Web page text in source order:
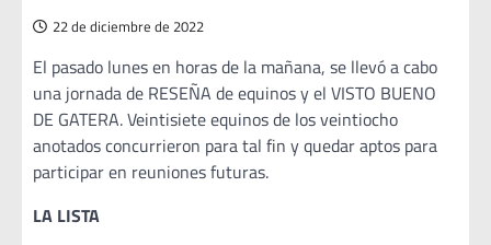
22 de diciembre de 2022
El pasado lunes en horas de la mañana, se llevó a cabo
una jornada de RESEÑA de equinos y el VISTO BUENO
DE GATERA. Veintisiete equinos de los veintiocho
anotados concurrieron para tal fin y quedar aptos para
participar en reuniones futuras.
LA LISTA